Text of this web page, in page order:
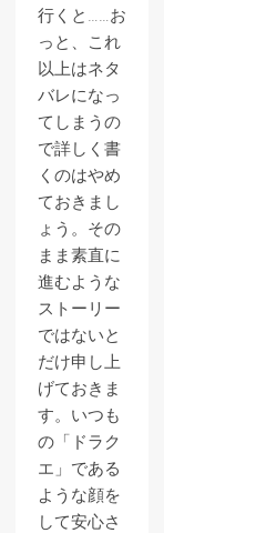
行くと……お
っと、これ
以上はネタ
バレになっ
てしまうの
で詳しく書
くのはやめ
ておきまし
ょう。その
まま素直に
進むような
ストーリー
ではないと
だけ申し上
げておきま
す。いつも
の「ドラク
エ」である
ような顔を
して安心さ